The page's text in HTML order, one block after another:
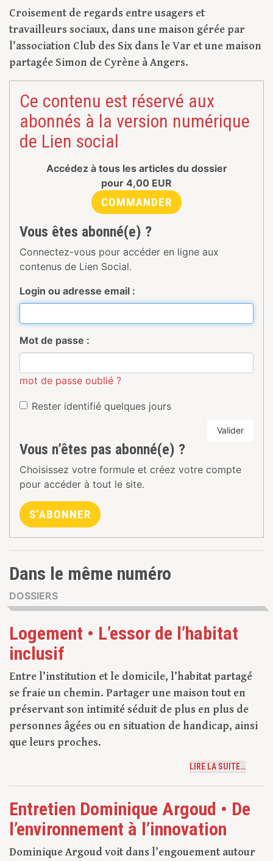
Croisement de regards entre usagers et
travailleurs sociaux, dans une maison gérée par
l’association Club des Six dans le Var et une maison
partagée Simon de Cyrène à Angers.
Ce contenu est réservé aux
abonnés à la version numérique
de Lien social
Accédez à tous les articles du dossier
pour 4,00 EUR
COMMANDER
Vous êtes abonné(e) ?
Connectez-vous pour accéder en ligne aux
contenus de Lien Social.
Login ou adresse email :
Mot de passe :
mot de passe oublié ?
Rester identifié quelques jours
Valider
Vous n’êtes pas abonné(e) ?
Choisissez votre formule et créez votre compte
pour accéder à tout le site.
S’ABONNER
Dans le même numéro
DOSSIERS
Logement • L’essor de l’habitat
inclusif
Entre l’institution et le domicile, l’habitat partagé
se fraie un chemin. Partager une maison tout en
préservant son intimité séduit de plus en plus de
personnes âgées ou en situation de handicap, ainsi
que leurs proches.
LIRE LA SUITE…
Entretien Dominique Argoud • De
l’environnement à l’innovation
Dominique Argoud voit dans l’engouement autour